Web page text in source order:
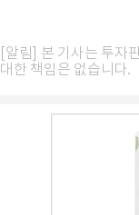
[알림] 본 기사는 투자
대한 책임은 없습니다.